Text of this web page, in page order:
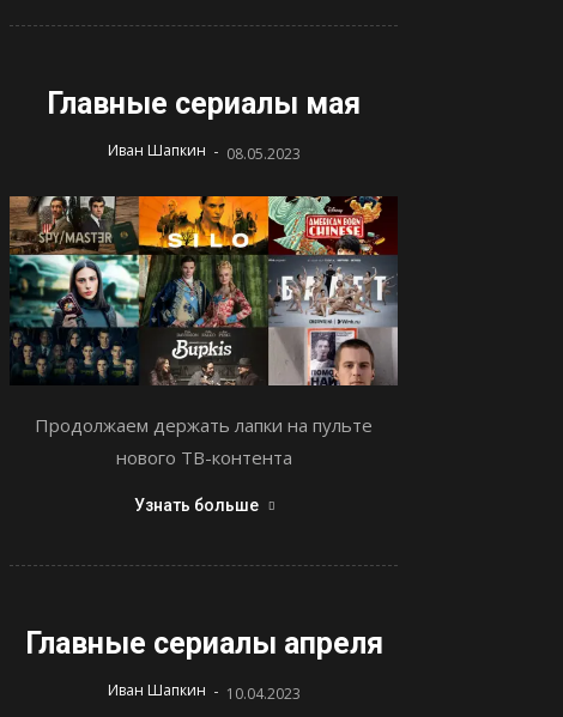
Главные сериалы мая
Иван Шапкин - 08.05.2023
Продолжаем держать лапки на пульте
нового ТВ-контента
Узнать больше
Главные сериалы апреля
Иван Шапкин - 10.04.2023